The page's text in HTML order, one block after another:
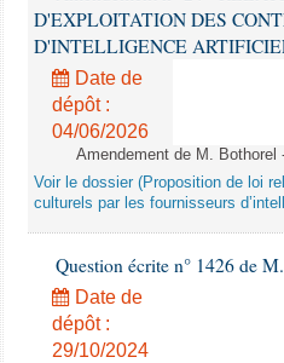
D'EXPLOITATION DES
D'INTELLIGENCE
Date de
dépôt :
04/06/2026
Amendement de M. Bothorel
Voir le dossier (Proposition de loi
culturels par les fournisseurs
Question écrite n° 1426 de
Date de
dépôt :
29/10/2024